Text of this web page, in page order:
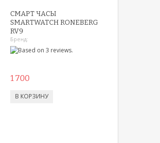
СМАРТ ЧАСЫ
SMARTWATCH RONEBERG
RV9
Бренд:
1 700